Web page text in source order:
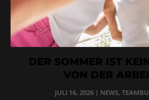
DER SOMMER IST
VON DER
JULI 16, 2026| NEWS,